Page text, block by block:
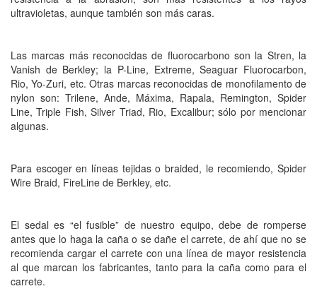
ultravioletas, aunque también son más caras.
Las marcas más reconocidas de fluorocarbono son la Stren, la
Vanish de Berkley; la P-Line, Extreme, Seaguar Fluorocarbon,
Rio, Yo-Zuri, etc. Otras marcas reconocidas de monofilamento de
nylon son: Trilene, Ande, Máxima, Rapala, Remington, Spider
Line, Triple Fish, Silver Triad, Rio, Excalibur; sólo por mencionar
algunas.
Para escoger en líneas tejidas o braided, le recomiendo, Spider
Wire Braid, FireLine de Berkley, etc.
El sedal es “el fusible” de nuestro equipo, debe de romperse
antes que lo haga la caña o se dañe el carrete, de ahí que no se
recomienda cargar el carrete con una línea de mayor resistencia
al que marcan los fabricantes, tanto para la caña como para el
carrete.